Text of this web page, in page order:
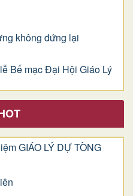
không đứng lại
Bế mạc Đại Hội Giáo Lý
GIÁO LÝ DỰ TÒNG